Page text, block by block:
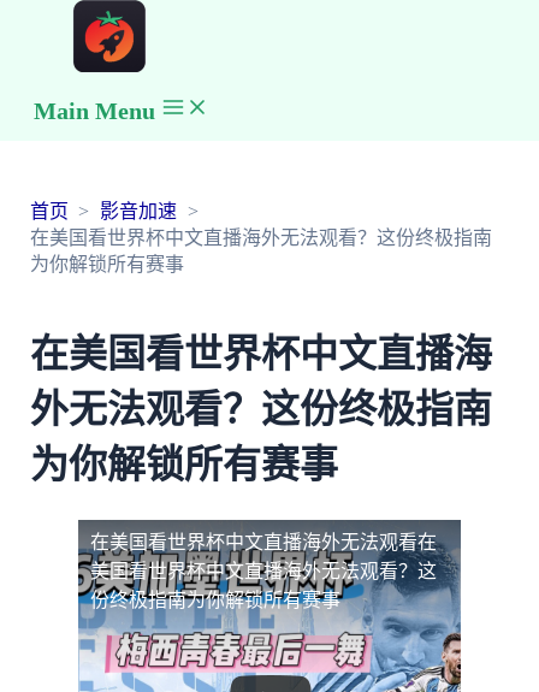
Main Menu
首页
影音加速
在美国看世界杯中文直播海外无法观看？这份终极指南
为你解锁所有赛事
在美国看世界杯中文直播海
外无法观看？这份终极指南
为你解锁所有赛事
在美国看世界杯中文直播海外无法观看在
美国看世界杯中文直播海外无法观看？这
份终极指南为你解锁所有赛事